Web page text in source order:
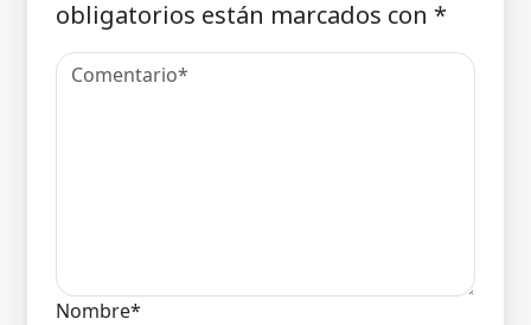
obligatorios están marcados con *
Nombre*